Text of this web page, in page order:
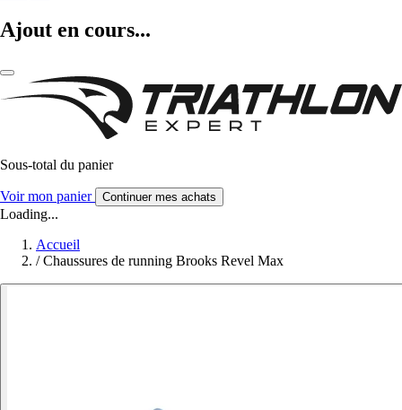
Ajout en cours...
Sous-total du panier
Voir mon panier Continuer mes achats
Loading...
Accueil
/ Chaussures de running Brooks Revel Max